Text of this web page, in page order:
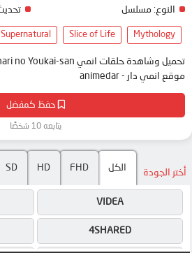
حفظ كمفضل
يتابعه 10 شخصًا
النوع: مسلسل
Mythology
Slice of Life
Supernatural
موقع انمي دار - animedar
أختر الجودة الكل FHD
HD
SD
VIDEA
4SHARED